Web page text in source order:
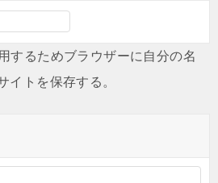
するためブラウザーに自分の名
イトを保存する。